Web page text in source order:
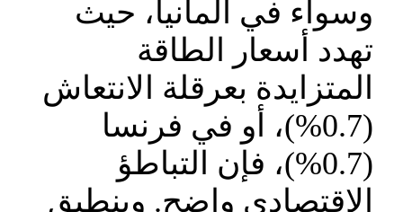
وسواء في ألمانيا، حيث
تهدد أسعار الطاقة
المتزايدة بعرقلة الانتعاش
(0.7%)، أو في فرنسا
(0.7%)، فإن التباطؤ
الاقتصادي واضح. وينطبق